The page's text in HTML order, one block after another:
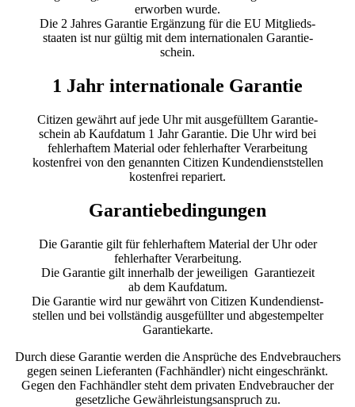
erworben wurde.
Die 2 Jahres Garantie Ergänzung für die EU Mitglieds-
staaten ist nur gültig mit dem internationalen Garantie-
schein.
1 Jahr internationale Garantie
Citizen gewährt auf jede Uhr mit ausgefülltem Garantie-
schein ab Kaufdatum 1 Jahr Garantie. Die Uhr wird bei
fehlerhaftem Material oder fehlerhafter Verarbeitung
kostenfrei von den genannten Citizen Kundendienststellen
kostenfrei repariert.
Garantiebedingungen
Die Garantie gilt für fehlerhaftem Material der Uhr oder
fehlerhafter Verarbeitung.
Die Garantie gilt innerhalb der jeweiligen Garantiezeit
ab dem Kaufdatum.
Die Garantie wird nur gewährt von Citizen Kundendienst-
stellen und bei vollständig ausgefüllter und abgestempelter
Garantiekarte.
Durch diese Garantie werden die Ansprüche des Endvebrauchers
gegen seinen Lieferanten (Fachhändler) nicht eingeschränkt.
Gegen den Fachhändler steht dem privaten Endvebraucher der
gesetzliche Gewährleistungsanspruch zu.